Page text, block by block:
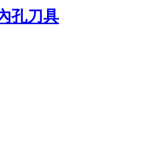
孔刀具